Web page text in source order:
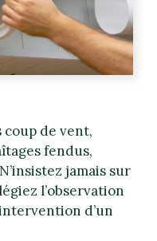
coup de vent,
fendus,
jamais sur
l’observation
d’un